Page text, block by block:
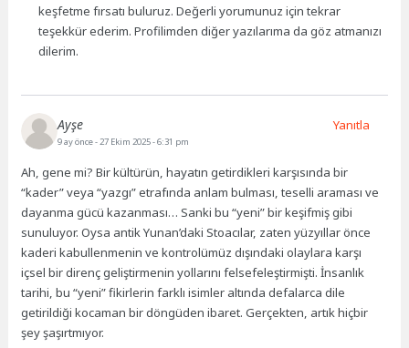
keşfetme fırsatı buluruz. Değerli yorumunuz için tekrar
teşekkür ederim. Profilimden diğer yazılarıma da göz atmanızı
dilerim.
Ayşe
9 ay önce- 27 Ekim 2025 - 6:31 pm
Ah, gene mi? Bir kültürün, hayatın getirdikleri karşısında bir
“kader” veya “yazgı” etrafında anlam bulması, teselli araması ve
dayanma gücü kazanması… Sanki bu “yeni” bir keşifmiş gibi
sunuluyor. Oysa antik Yunan’daki Stoacılar, zaten yüzyıllar önce
kaderi kabullenmenin ve kontrolümüz dışındaki olaylara karşı
içsel bir direnç geliştirmenin yollarını felsefeleştirmişti. İnsanlık
tarihi, bu “yeni” fikirlerin farklı isimler altında defalarca dile
getirildiği kocaman bir döngüden ibaret. Gerçekten, artık hiçbir
şey şaşırtmıyor.
Yanıtla